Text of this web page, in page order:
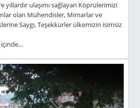
yıllardır ulaşımı sağlayan Köprülerimizi
olan Mühendisler, Mimarlar ve
Saygı, Teşekkürler ülkemizin isimsiz